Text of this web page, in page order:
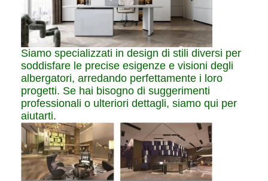
Siamo specializzati in design di stili diversi per
soddisfare le precise esigenze e visioni degli
albergatori, arredando perfettamente i loro
progetti. Se hai bisogno di suggerimenti
professionali o ulteriori dettagli, siamo qui per
aiutarti.